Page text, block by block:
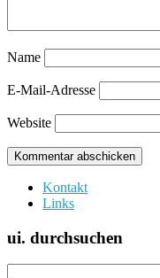
Name
E-Mail-Adresse
Website
Kontakt
Links
ui. durchsuchen